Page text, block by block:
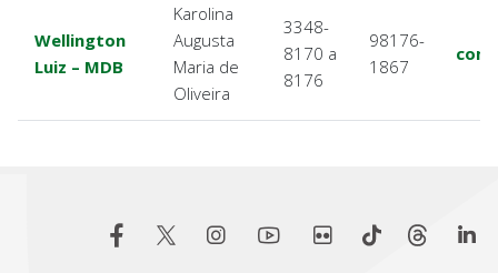
Wellington
Luiz – MDB
Karolina
Augusta
Maria de
Oliveira
3348-
8170 a
8176
98176-
1867